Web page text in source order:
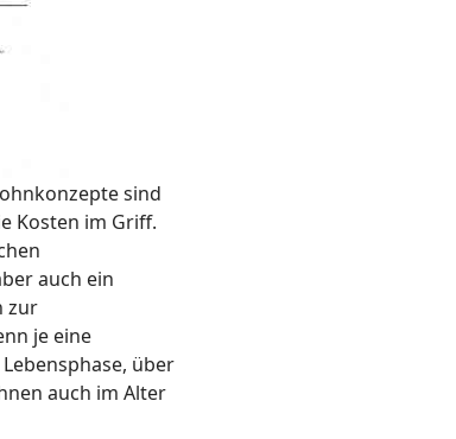
sind
Kosten im Griff.
auch ein
zur
je eine
über
auch im Alter